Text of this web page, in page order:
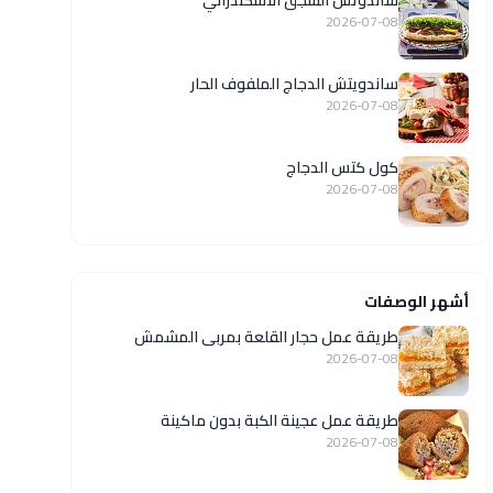
2026-07-08
ساندويتش الدجاج الملفوف الحار
2026-07-08
كول كتس الدجاج
2026-07-08
أشهر الوصفات
طريقة عمل حجار القلعة بمربى المشمش
2026-07-08
طريقة عمل عجينة الكبة بدون ماكينة
2026-07-08